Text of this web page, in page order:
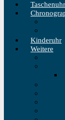
Taschenuhr
Kinderuhr
Weitere